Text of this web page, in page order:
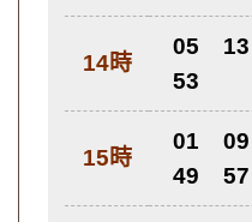
14時
05 13
53
15時
01 09
49
57